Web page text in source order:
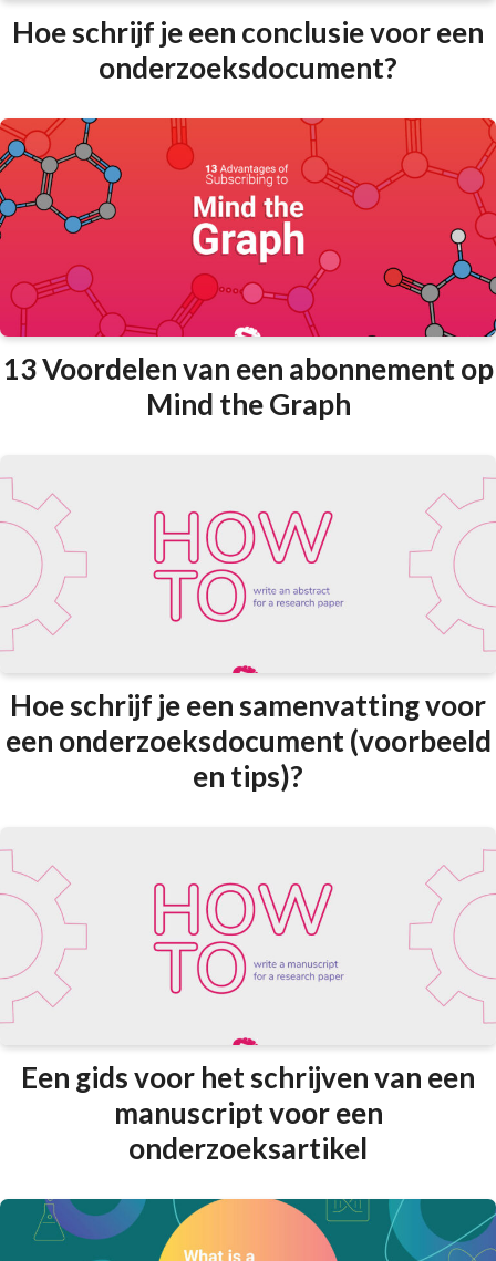
Hoe schrijf je een conclusie voor een
onderzoeksdocument?
13 Voordelen van een abonnement op
Mind the Graph
Hoe schrijf je een samenvatting voor
een onderzoeksdocument (voorbeeld
en tips)?
Een gids voor het schrijven van een
manuscript voor een
onderzoeksartikel